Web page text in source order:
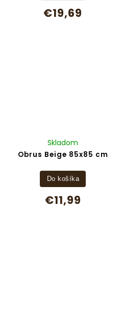
€19,69
Obrus Beige 85x85 cm
Skladom
€11,99
Do košíka